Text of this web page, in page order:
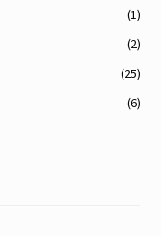
(1)
(2)
(25)
(6)